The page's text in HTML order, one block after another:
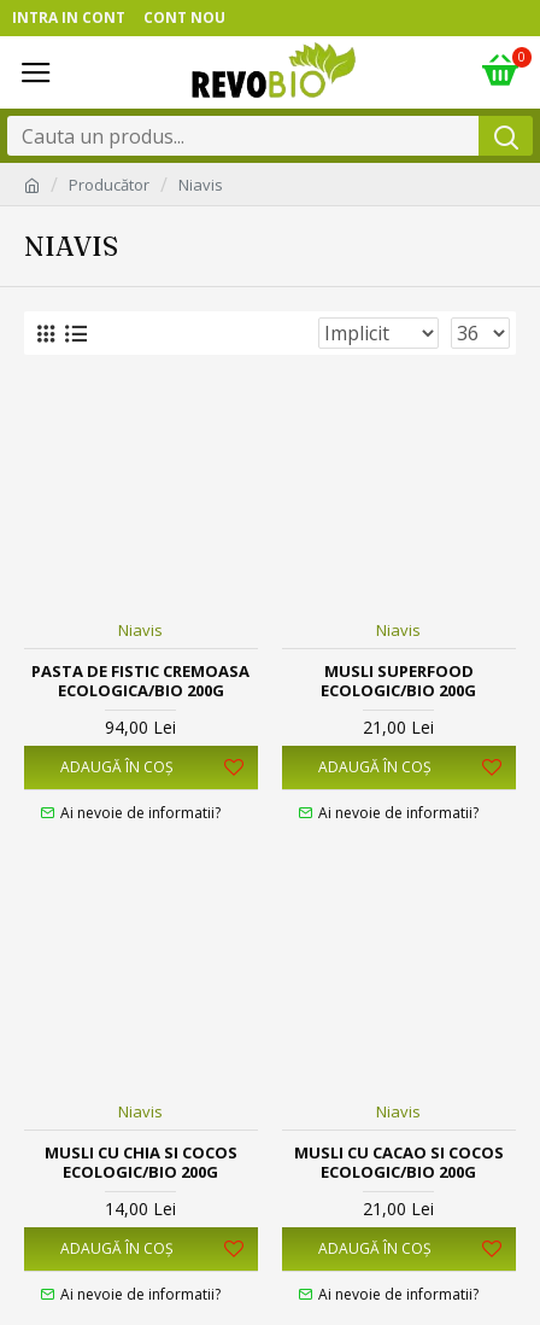
INTRA IN CONT CONT NOU
0
Producător Niavis
NIAVIS
Niavis
PASTA DE FISTIC CREMOASA
ECOLOGICA/BIO 200G
94,00 Lei
ADAUGĂ ÎN COŞ
Ai nevoie de informatii?
Niavis
MUSLI SUPERFOOD
ECOLOGIC/BIO 200G
21,00 Lei
ADAUGĂ ÎN COŞ
Ai nevoie de informatii?
Niavis
MUSLI CU CHIA SI COCOS
ECOLOGIC/BIO 200G
14,00 Lei
ADAUGĂ ÎN COŞ
Ai nevoie de informatii?
Niavis
MUSLI CU CACAO SI COCOS
ECOLOGIC/BIO 200G
21,00 Lei
ADAUGĂ ÎN COŞ
Ai nevoie de informatii?